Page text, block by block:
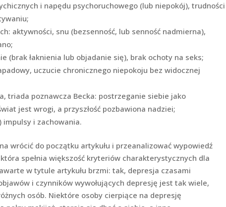
i napędu psychoruchowego (lub niepokój), trudności
aktywności, snu (bezsenność, lub senność nadmierna),
(brak łaknienia lub objadanie się), brak ochoty na seks;
uczucie chronicznego niepokoju bez widocznej
triada poznawcza Becka: postrzeganie siebie jako
jest wrogi, a przyszłość pozbawiona nadziei;
i zachowania.
wrócić do początku artykułu i przeanalizować wypowiedź
spełnia większość kryteriów charakterystycznych dla
w tytule artykułu brzmi: tak, depresja czasami
i czynników wywołujących depresję jest tak wiele,
osób. Niektóre osoby cierpiące na depresję